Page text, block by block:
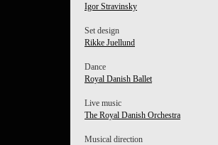
Igor Stravinsky
Set design
Rikke Juellund
Dance
Royal Danish Ballet
Live music
The Royal Danish Orchestra
Musical direction